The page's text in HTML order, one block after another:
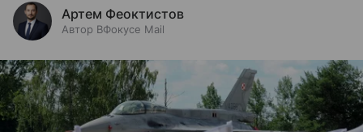
Артем Феоктистов
Автор ВФокусе Mail